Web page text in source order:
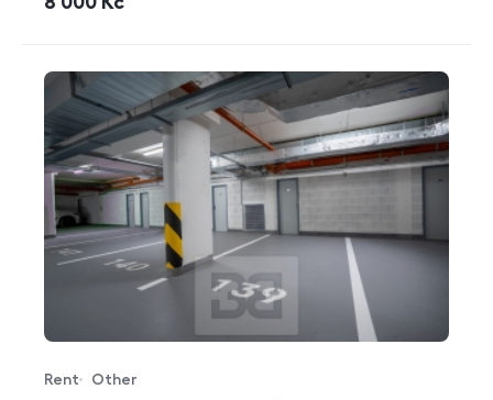
Offer type
Rent
Property type
Other